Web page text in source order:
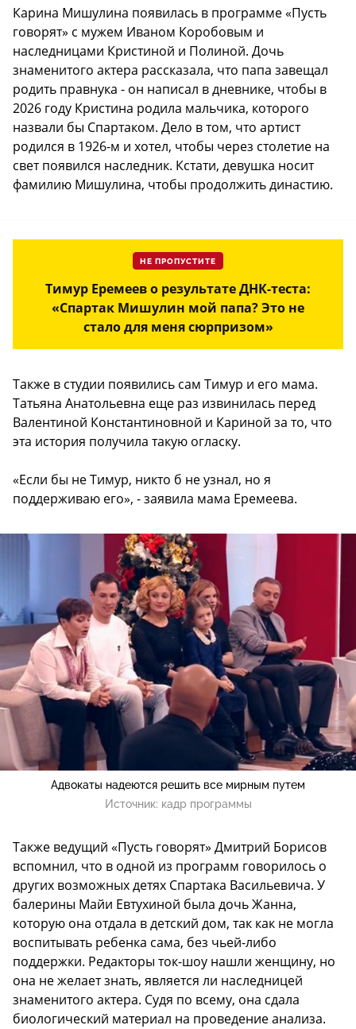
Карина Мишулина появилась в программе «Пусть
говорят» с мужем Иваном Коробовым и
наследницами Кристиной и Полиной. Дочь
знаменитого актера рассказала, что папа завещал
родить правнука - он написал в дневнике, чтобы в
2026 году Кристина родила мальчика, которого
назвали бы Спартаком. Дело в том, что артист
родился в 1926-м и хотел, чтобы через столетие на
свет появился наследник. Кстати, девушка носит
фамилию Мишулина, чтобы продолжить династию.
НЕ ПРОПУСТИТЕ
Тимур Еремеев о результате ДНК-теста:
«Спартак Мишулин мой папа? Это не
стало для меня сюрпризом»
Также в студии появились сам Тимур и его мама.
Татьяна Анатольевна еще раз извинилась перед
Валентиной Константиновной и Кариной за то, что
эта история получила такую огласку.
«Если бы не Тимур, никто б не узнал, но я
поддерживаю его», - заявила мама Еремеева.
Адвокаты надеются решить все мирным путем
Источник: кадр программы
Также ведущий «Пусть говорят» Дмитрий Борисов
вспомнил, что в одной из программ говорилось о
других возможных детях Спартака Васильевича. У
балерины Майи Евтухиной была дочь Жанна,
которую она отдала в детский дом, так как не могла
воспитывать ребенка сама, без чьей-либо
поддержки. Редакторы ток-шоу нашли женщину, но
она не желает знать, является ли наследницей
знаменитого актера. Судя по всему, она сдала
биологический материал на проведение анализа.